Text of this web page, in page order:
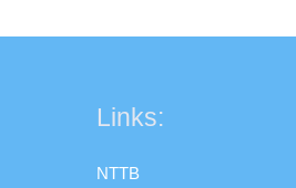
Links:
NTTB